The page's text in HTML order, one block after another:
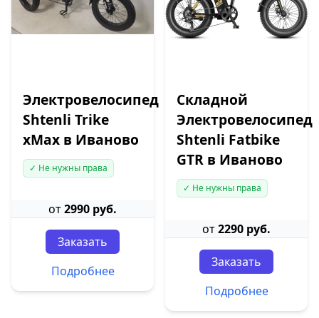
Электровелосипед
Shtenli Trike
xMax в Иваново
✓ Не нужны права
от2990 руб.
Заказать
Подробнее
Складной
Электровелосипед
Shtenli Fatbike
GTR в Иваново
✓ Не нужны права
от2290 руб.
Заказать
Подробнее